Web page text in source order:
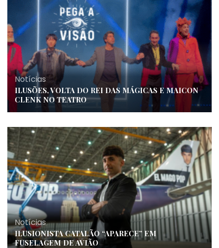
Notícias
ILUSÕES, VOLTA DO REI DAS MÁGICAS E MAICON
CLENK NO TEATRO
Notícias
ILUSIONISTA CATALÃO “APARECE” EM
FUSELAGEM DE AVIÃO